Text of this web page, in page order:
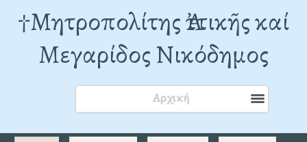
†Mητροπολίτης Ἀττικῆς καί
Μεγαρίδος Νικόδημος
Αρχική